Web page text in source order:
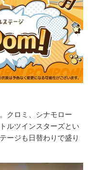
クロミ、シナモロー
ルツインスターズとい
ージも日替わりで盛り